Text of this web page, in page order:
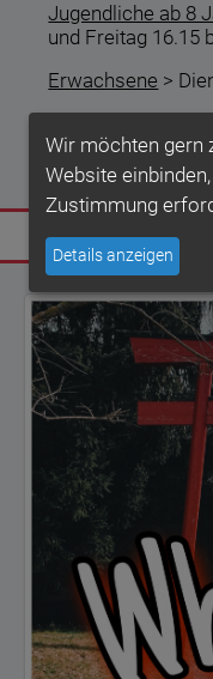
Jugendliche ab 8
und Freitag 16.15
Erwachsene >
18.30 bis 19.30
Wir möchten gern
Website
Zustimmung
Details anzeigen